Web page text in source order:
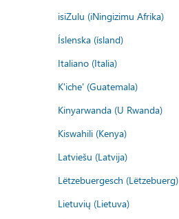
isiZulu (iNingizimu Afrika)
Íslenska (ísland)
Italiano (Italia)
K'iche' (Guatemala)
Kinyarwanda (U Rwanda)
Kiswahili (Kenya)
Latviešu (Latvija)
Lëtzebuergesch (Lëtzebuerg)
Lietuvių (Lietuva)